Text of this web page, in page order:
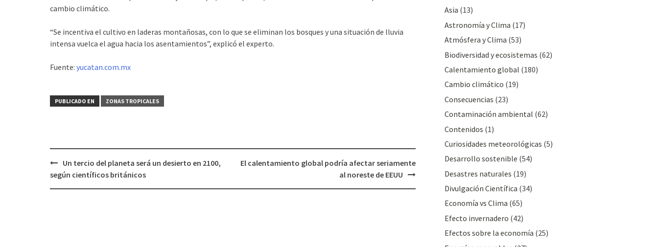
cambio climático.
“Se incentiva el cultivo en laderas montañosas, con lo que se eliminan los bosques y una situación de lluvia
intensa vuelca el agua hacia los asentamientos”, explicó el experto.
Fuente: yucatan.com.mx
PUBLICADO EN ZONAS TROPICALES
Navegación
de
Un tercio del planeta será un desierto en 2100,
según científicos británicos
El calentamiento global podría afectar seriamente
al noreste de EEUU
Asia (13)
Astronomía y Clima (17)
Atmósfera y Clima (53)
Biodiversidad y ecosistemas (62)
Calentamiento global (180)
Cambio climático (19)
Consecuencias (23)
Contaminación ambiental (62)
Contenidos (1)
Curiosidades meteorológicas (5)
Desarrollo sostenible (54)
Desastres naturales (19)
Divulgación Cientí­fica (34)
Economía vs Clima (65)
Efecto invernadero (42)
Efectos sobre la economía (25)